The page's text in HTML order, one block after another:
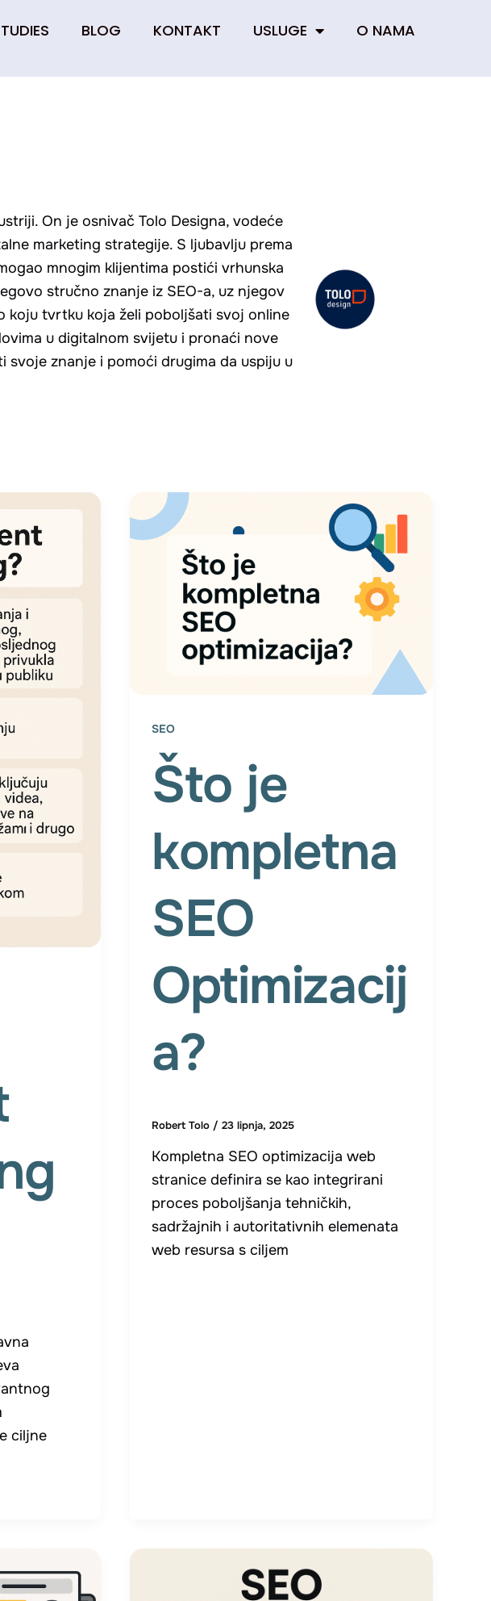
BLOG KONTAKT USLUGE O NAMA
On je osnivač Tolo Designa, vodeće
marketing strategije. S ljubavlju prema
mnogim klijentima postići vrhunska
stručno znanje iz SEO-a, uz njegov
koju tvrtku koja želi poboljšati svoj online
u digitalnom svijetu i pronaći nove
znanje i pomoći drugima da uspiju u
ciljne
SEO
Što je
kompletna
SEO
Optimizacij
a?
Robert Tolo / 23 lipnja, 2025
Kompletna SEO optimizacija web
stranice definira se kao integrirani
proces poboljšanja tehničkih,
sadržajnih i autoritativnih elemenata
web resursa s ciljem